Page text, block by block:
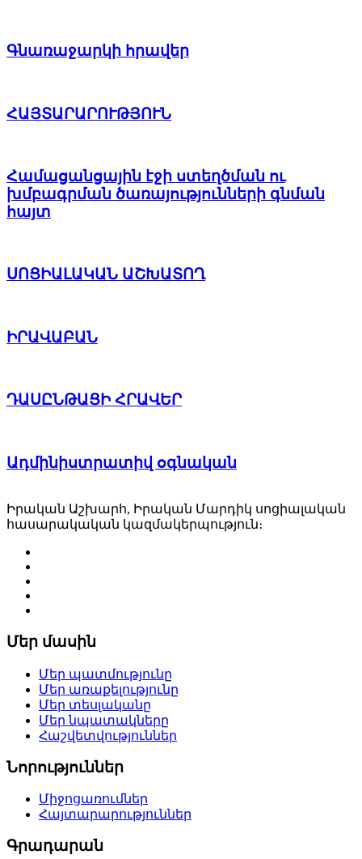
Գնառաջարկի հրավեր
ՀԱՅՏԱՐԱՐՈՒԹՅՈՒՆ
Համացանցային էջի ստեղծման ու
խմբագրման ծառայությունների գնման
հայտ
ՍՈՑԻԱԼԱԿԱՆ ԱՇԽԱՏՈՂ
ԻՐԱՎԱԲԱՆ
ԴԱՍԸՆԹԱՑԻ ՀՐԱՎԵՐ
Ադմինիստրատիվ օգնական
Իրական Աշխարհ, Իրական Մարդիկ սոցիալական
հասարակական կազմակերպություն։
Մեր մասին
Մեր պատմությունը
Մեր առաքելությունը
Մեր տեսլականը
Մեր նպատակները
Հաշվետվություններ
Նորություններ
Միջոցառումներ
Հայտարարություններ
Գրադարան